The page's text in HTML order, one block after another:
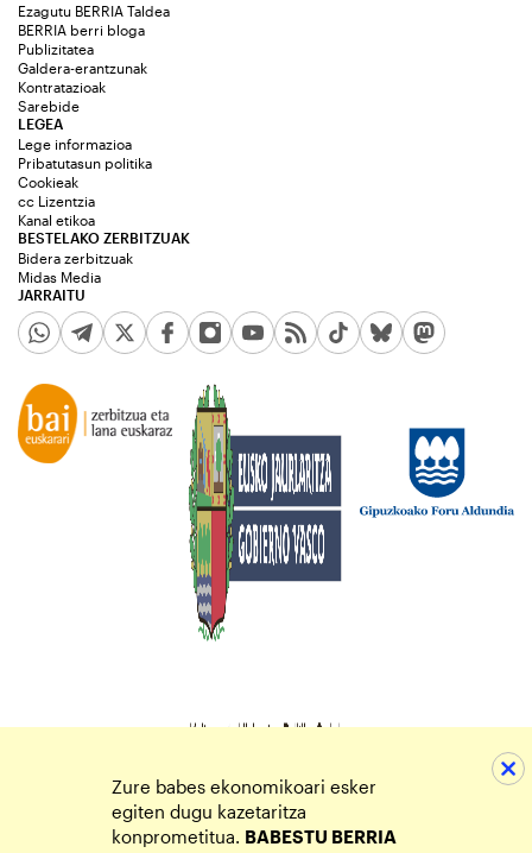
Ezagutu BERRIA Taldea
BERRIA berri bloga
Publizitatea
Galdera-erantzunak
Kontratazioak
Sarebide
JARRAITU
LEGEA
Lege informazioa
Pribatutasun politika
Cookieak
cc Lizentzia
Kanal etikoa
BESTELAKO ZERBITZUAK
Bidera zerbitzuak
Midas Media
Zure babes ekonomikoari esker
egiten dugu kazetaritza
konprometitua. BABESTU BERRIA